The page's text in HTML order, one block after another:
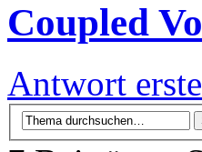
Coupled
Antwort